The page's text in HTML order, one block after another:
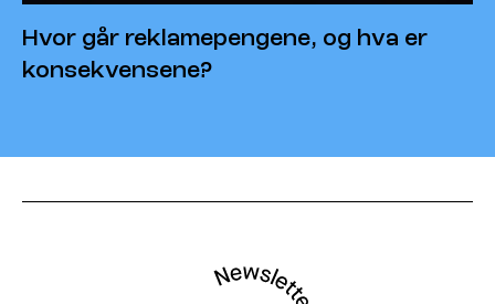
Hvor går reklamepengene, og hva er
konsekvensene?